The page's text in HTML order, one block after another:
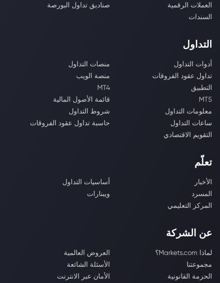
العملات الرقمية
صناديق تداول البورصة
السندات
التداول
أدوات التداول
منصات التداول
تداول عقود الفروقات
منصة الويب
التطبيق
MT4
MT5
قائمة الأصول المالية
معلومات التداول
شروط التداول
ساعات التداول
حاسبة تداول عقود الفروقات
التقويم الاقتصادي
تعلّم
الأخبار
أساسيات التداول
المسرد
ويبنارات
المركز التعليمي
عن الشركة
لماذا Markets.com؟
العروض العالمية
مجموعتنا
الأسئلة الشائعة
الحزمة القانونية
الأمان عبر الانترنت